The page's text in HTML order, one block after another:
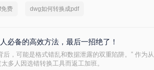
工具，只聚焦真正免费、有效、安全的路径。今天分
费 dwg如何转换成pdf
必备的高效方法，最后一招绝了！
后，可能是格式错乱和数据泄露的双重陷阱。” 作为从
多人因选错转换工具而返工加班。